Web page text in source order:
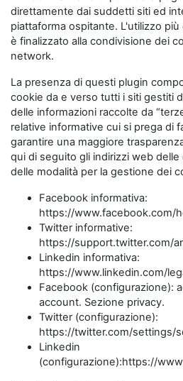
direttamente dai suddetti siti ed
piattaforma ospitante. L'utilizzo
è finalizzato alla condivisione dei
network.
La presenza di questi plugin
cookie da e verso tutti i siti gestiti
delle informazioni raccolte da
relative informative cui si prega di
garantire una maggiore
qui di seguito gli indirizzi web
delle modalità per la gestione dei
Facebook informativa:
https://www.facebook.com/
Twitter informative:
https://support.twitter.com/
Linkedin informativa:
https://www.linkedin.com/
Facebook (configurazione):
account. Sezione privacy.
Twitter (configurazione):
https://twitter.com/settings/
Linkedin
(configurazione):https://